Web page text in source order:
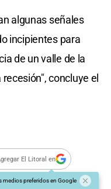
algunas señales
incipientes para
de un valle de la
concluye el
El Litoral en
medios preferidos en Google